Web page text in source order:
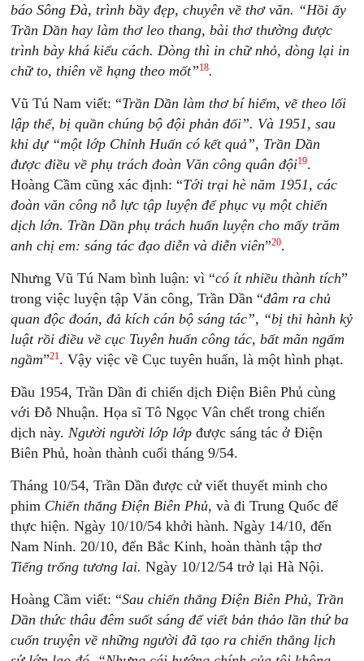
báo Sông Đà, trình bầy đẹp, chuyên về thơ văn. “Hồi ấy
Trần Dần hay làm thơ leo thang, bài thơ thường được
trình bày khá kiểu cách. Dòng thì in chữ nhỏ, dòng lại in
chữ to, thiên về hạng theo mốt”18.
Vũ Tú Nam viết: “Trần Dần làm thơ bí hiểm, vẽ theo lối
lập thể, bị quần chúng bộ đội phản đối”. Và 1951, sau
khi dự “một lớp Chỉnh Huấn có kết quả”, Trần Dần
được điều về phụ trách đoàn Văn công quân đội19.
Hoàng Cầm cũng xác định: “Tới trại hè năm 1951, các
đoàn văn công nỗ lực tập luyện để phục vụ một chiến
dịch lớn. Trần Dần phụ trách huấn luyện cho mấy trăm
anh chị em: sáng tác đạo diễn và diễn viên”20.
Nhưng Vũ Tú Nam bình luận: vì “có ít nhiều thành tích”
trong việc luyện tập Văn công, Trần Dần “đâm ra chủ
quan độc đoán, đả kích cán bộ sáng tác”, “bị thi hành kỷ
luật rồi điều về cục Tuyên huấn công tác, bất mãn ngấm
ngầm”21. Vậy việc về Cục tuyên huấn, là một hình phạt.
Đầu 1954, Trần Dần đi chiến dịch Điện Biên Phủ cùng
với Đỗ Nhuận. Họa sĩ Tô Ngọc Vân chết trong chiến
dịch này. Người người lớp lớp được sáng tác ở Điện
Biên Phủ, hoàn thành cuối tháng 9/54.
Tháng 10/54, Trần Dần được cử viết thuyết minh cho
phim Chiến thắng Ðiện Biên Phủ, và đi Trung Quốc để
thực hiện. Ngày 10/10/54 khởi hành. Ngày 14/10, đến
Nam Ninh. 20/10, đến Bắc Kinh, hoàn thành tập thơ
Tiếng trống tương lai. Ngày 10/12/54 trở lại Hà Nội.
Hoàng Cầm viết: “Sau chiến thắng Điện Biên Phủ, Trần
Dần thức thâu đêm suốt sáng để viết bản thảo lần thứ ba
cuốn truyện về những người đã tạo ra chiến thắng lịch